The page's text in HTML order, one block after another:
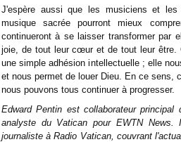
J'espère aussi que les musiciens et
musique sacrée pourront mieux
continueront à se laisser transformer par
joie, de tout leur cœur et de tout leur être.
une simple adhésion intellectuelle ; elle
et nous permet de louer Dieu. En ce sens,
nous pouvons tous continuer à progresser.
EdwardPentin est collaborateur principal
analyste du Vatican pour EWTN
journaliste à Radio Vatican, couvrant